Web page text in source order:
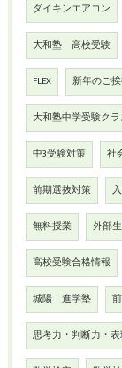
ダイキンエアコン
大和塾 高校受験
FLEX 新年のご
大和塾中学受験クラ
中3受験対策 社
前期選抜対策
無料授業 外部
高校受験合格情報
城陽 進学塾
思考力・判断力・